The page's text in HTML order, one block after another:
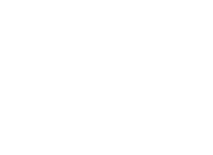
延展，減少摩擦3. 舒適楦（避免